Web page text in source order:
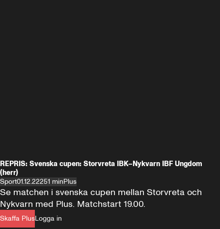
REPRIS: Svenska cupen: Storvreta IBK–Nykvarn IBF Ungdom
(herr)
Sport01.12.22251 minPlus
Skaffa PlusLogga in
Se matchen i svenska cupen mellan Storvreta och
Nykvarn med Plus. Matchstart 19.00.